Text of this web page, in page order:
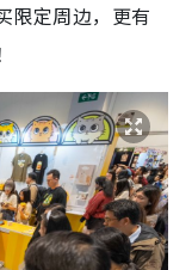
限定周边，更有